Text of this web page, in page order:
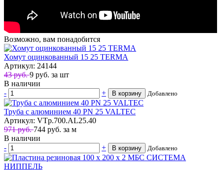
Возможно, вам понадобится
Хомут оцинкованный 15 25 TERMA
Артикул: 24144
43 руб.9 руб. за шт
В наличии
-
+ В корзину Добавлено
Труба с алюминием 40 PN 25 VALTEC
Артикул: VTp.700.AL25.40
971 руб.744 руб. за м
В наличии
-
+ В корзину Добавлено